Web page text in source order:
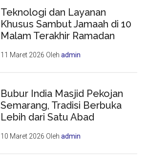
Teknologi dan Layanan
Khusus Sambut Jamaah di 10
Malam Terakhir Ramadan
11 Maret 2026 Olehadmin
Bubur India Masjid Pekojan
Semarang, Tradisi Berbuka
Lebih dari Satu Abad
10 Maret 2026 Olehadmin